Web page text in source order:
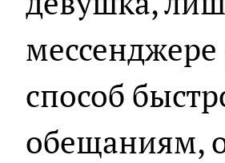
способ
обещаниям,